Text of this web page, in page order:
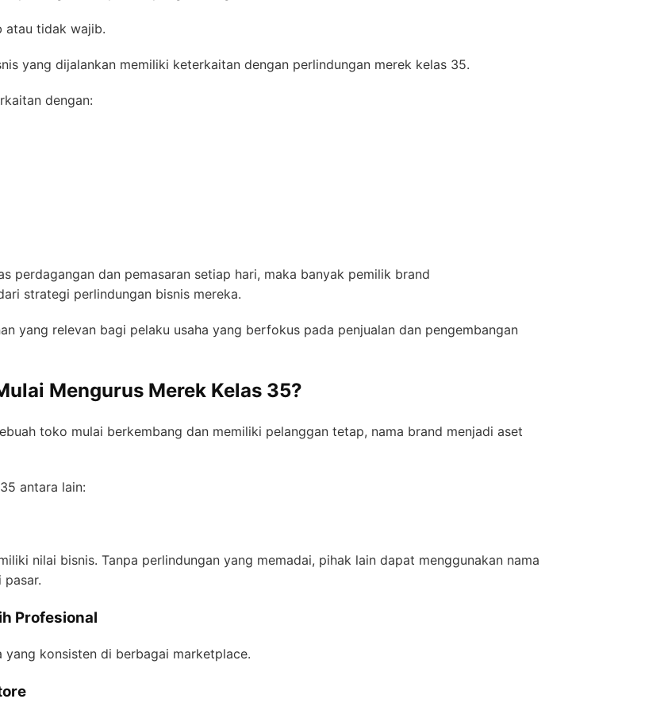
atau tidak wajib.
yang dijalankan memiliki keterkaitan dengan perlindungan merek kelas 35.
dengan:
perdagangan dan pemasaran setiap hari, maka banyak pemilik brand
strategi perlindungan bisnis mereka.
yang relevan bagi pelaku usaha yang berfokus pada penjualan dan pengembangan
Mengurus Merek Kelas 35?
toko mulai berkembang dan memiliki pelanggan tetap, nama brand menjadi aset
antara lain:
nilai bisnis. Tanpa perlindungan yang memadai, pihak lain dapat menggunakan nama
Profesional
konsisten di berbagai marketplace.